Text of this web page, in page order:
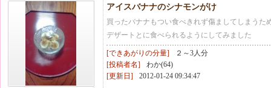
アイスバナナのシナモンがけ
買ったバナナもつい食べきれず傷ましてしまうた
デザートとに食べられるようにしてみました
[できあがりの分量]
２～3人分
[投稿者名]
わか(64)
[更新日]
2012-01-24 09:34:47